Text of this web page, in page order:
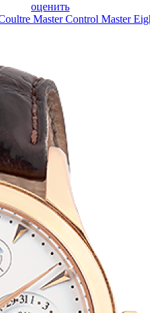
оценить
Master Control Master